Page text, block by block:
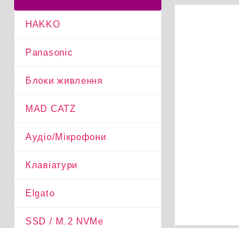
HAKKO
Panasonic
Блоки живлення
MAD CATZ
Аудіо/Мікрофони
Клавіатури
Elgato
SSD / M.2 NVMe